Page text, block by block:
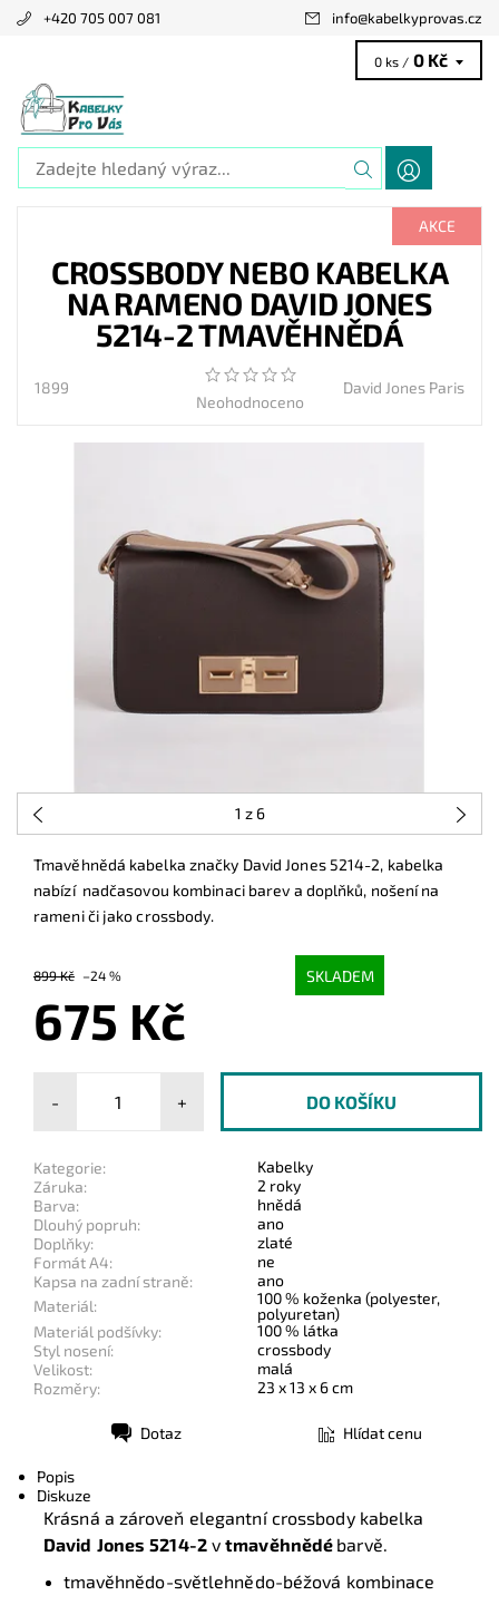
+420 705 007 081 info@kabelkyprovas.cz
0 ks / 0 Kč
AKCE
CROSSBODY NEBO KABELKA
NA RAMENO DAVID JONES
5214-2 TMAVĚHNĚDÁ
1899
Neohodnoceno
David Jones Paris
1 z 6
Tmavěhnědá kabelka značky David Jones 5214-2, kabelka
nabízí nadčasovou kombinaci barev a doplňků, nošení na
rameni či jako crossbody.
899 Kč –24 % SKLADEM
675 Kč
- +
Kategorie:
Kabelky
Záruka:
2 roky
Barva:
hnědá
Dlouhý popruh:
ano
Doplňky:
zlaté
Formát A4:
ne
Kapsa na zadní straně:
ano
Materiál:
100 % koženka (polyester,
polyuretan)
Materiál podšívky:
100 % látka
Styl nosení:
crossbody
Velikost:
malá
Rozměry:
23 x 13 x 6 cm
Dotaz Hlídat cenu
Popis
Diskuze
Krásná a zároveň elegantní crossbody kabelka
David Jones 5214-2vtmavěhnědé barvě.
tmavěhnědo-světlehnědo-béžová kombinace